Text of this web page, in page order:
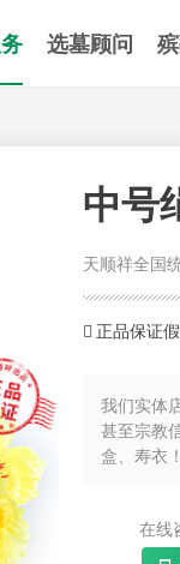
选墓顾问
中号
天顺祥全国
正品保证
我们实体
甚至宗教
盒、寿衣！
在线